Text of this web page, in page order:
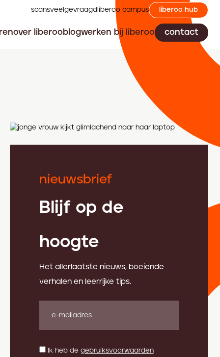
scansveelgevraagd liberoo campus liberoo hub
over liberoo blogwerken bij liberoo contact
nieuwsbrief
Blijf op de
hoogte
Het allerlaatste nieuws, boeiende
verhalen en leerrijke tips.
Ik heb de gebruiksvoorwaarden